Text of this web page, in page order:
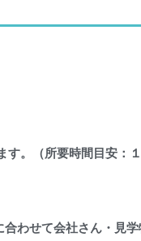
。 （所要時間目安：
合わせて会社さん・見学